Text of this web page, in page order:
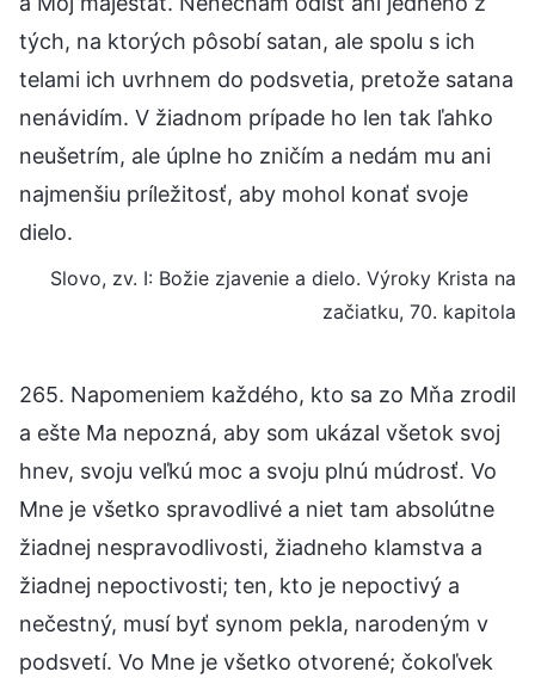
tých, na ktorých pôsobí satan, ale spolu s ich
telami ich uvrhnem do podsvetia, pretože satana
nenávidím. V žiadnom prípade ho len tak ľahko
neušetrím, ale úplne ho zničím a nedám mu ani
najmenšiu príležitosť, aby mohol konať svoje
dielo.
Slovo, zv. I: Božie zjavenie a dielo. Výroky Krista na
začiatku, 70. kapitola
265. Napomeniem každého, kto sa zo Mňa zrodil
a ešte Ma nepozná, aby som ukázal všetok svoj
hnev, svoju veľkú moc a svoju plnú múdrosť. Vo
Mne je všetko spravodlivé a niet tam absolútne
žiadnej nespravodlivosti, žiadneho klamstva a
žiadnej nepoctivosti; ten, kto je nepoctivý a
nečestný, musí byť synom pekla, narodeným v
podsvetí. Vo Mne je všetko otvorené; čokoľvek